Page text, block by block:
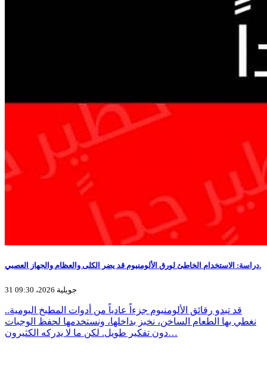
دراسة: الاستخدام الخاطئ لورق الألومنيوم قد يضر الكلى والعظام والجهاز العصبي.
31 جويلية 2026، 09:30
قد تبدو رقائق الألومنيوم جزءاً عادياً من أدوات المطبخ اليومية..
نغطي بها الطعام الساخن، نخبز بداخلها، ونستخدمها لحفظ الوجبات
دون تفكير طويل. لكن ما لا يدركه الكثيرون…